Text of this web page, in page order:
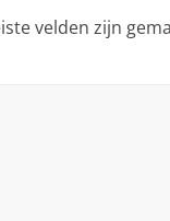
velden zijn